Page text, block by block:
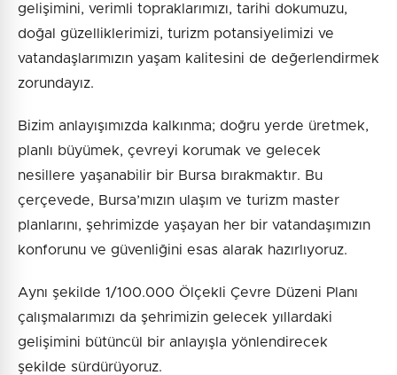
gelişimini, verimli topraklarımızı, tarihi dokumuzu,
doğal güzelliklerimizi, turizm potansiyelimizi ve
vatandaşlarımızın yaşam kalitesini de değerlendirmek
zorundayız.
Bizim anlayışımızda kalkınma; doğru yerde üretmek,
planlı büyümek, çevreyi korumak ve gelecek
nesillere yaşanabilir bir Bursa bırakmaktır. Bu
çerçevede, Bursa’mızın ulaşım ve turizm master
planlarını, şehrimizde yaşayan her bir vatandaşımızın
konforunu ve güvenliğini esas alarak hazırlıyoruz.
Aynı şekilde 1/100.000 Ölçekli Çevre Düzeni Planı
çalışmalarımızı da şehrimizin gelecek yıllardaki
gelişimini bütüncül bir anlayışla yönlendirecek
şekilde sürdürüyoruz.